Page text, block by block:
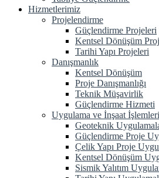
Hizmetlerimiz
Projelendirme
Güçlendirme Projeleri
Kentsel Dönüşüm
Tarihi Yapı Projeleri
Danışmanlık
Kentsel Dönüşüm
Proje Danışmanlığı
Teknik Müşavirlik
Güçlendirme Hizmeti
Uygulama ve İnşaat İşlemleri
Geoteknik
Güçlendirme Proje
Çelik Yapı Proje
Kentsel Dönüşüm
Sismik Yalıtım